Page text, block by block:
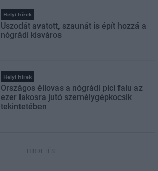
Helyi hírek
Uszodát avatott, szaunát is épít hozzá a
nógrádi kisváros
Helyi hírek
Országos éllovas a nógrádi pici falu az
ezer lakosra jutó személygépkocsik
tekintetében
HIRDETÉS